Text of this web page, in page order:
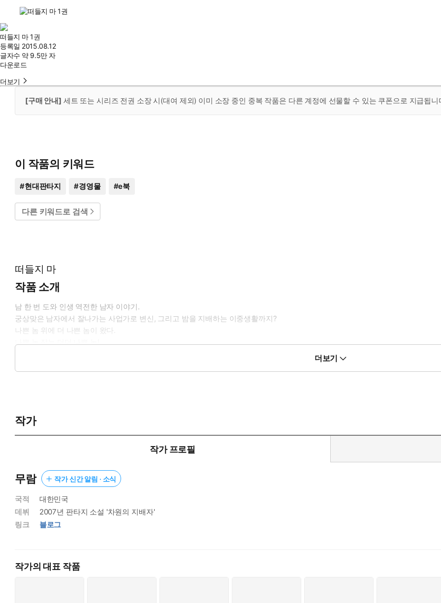
떠들지 마 1권
등록일 2015.08.12
글자수 약 9.5만 자
다운로드
더보기
[구매 안내] 세트 또는 시리즈 전권 소장 시(대여 제외) 이미 소장 중인 중복 작품은 다른 계정에 선물할 수 있는 쿠폰으로 지급됩니
이 작품의 키워드
#현대판타지 #경영물 #e북
다른 키워드로 검색
떠들지 마
작품 소개
남 한 번 도와 인생 역전한 남자 이야기.
궁상맞은 남자에서 잘나가는 사업가로 변신, 그리고 밤을 지배하는 이중생활까지?
나쁜 놈 위에 더 나쁜 놈이 왔다.
나쁜 놈 잡는 더더 나쁜 놈!
더보기
작가
작가 프로필
무람 작가 신간 알림 · 소식
국적
대한민국
데뷔
2007년 판타지 소설 '차원의 지배자'
링크
블로그
작가의 대표 작품